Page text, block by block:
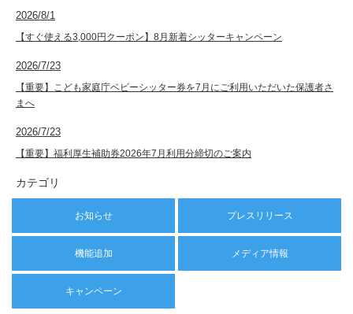
2026/8/1
【すぐ使える3,000円クーポン】8月新着シッターキャンペーン
2026/7/23
【重要】こども家庭庁ベビーシッター券を7月にご利用いただいた保護者さ
まへ
2026/7/23
【重要】福利厚生補助券2026年7月利用分締切のご案内
カテゴリ
お知らせ プレスリリース
機能追加 メディア情報
キャンペーン